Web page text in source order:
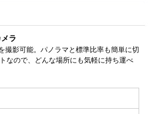
ラ
撮影可能。パノラマと標準比率も簡単に切
なので、どんな場所にも気軽に持ち運べ